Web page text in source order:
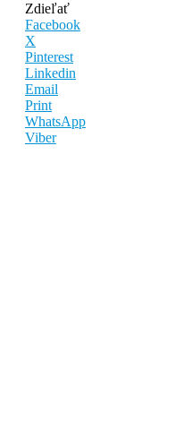
Zdieľať
Facebook
X
Pinterest
Linkedin
Email
Print
WhatsApp
Viber